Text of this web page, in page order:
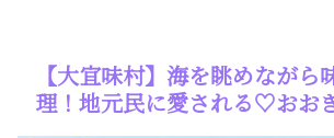
【大宜味村】海を眺めながら
理！地元民に愛される♡おお